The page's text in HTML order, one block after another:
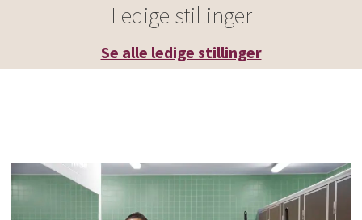
Ledige stillinger
Se alle ledige stillinger